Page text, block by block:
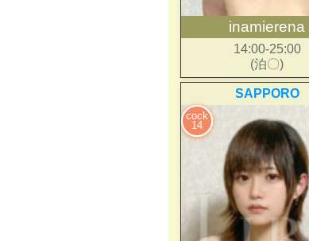
inamierena
14:00-25:00
(泊〇)
SAPPORO
cock
14